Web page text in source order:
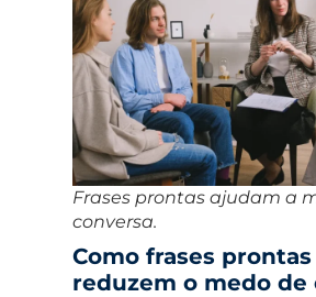
Frases prontas ajudam a
conversa.
Como frases prontas
reduzem o medo de